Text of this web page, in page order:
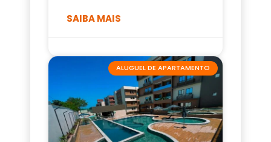
SAIBA MAIS
ALUGUEL DE APARTAMENTO